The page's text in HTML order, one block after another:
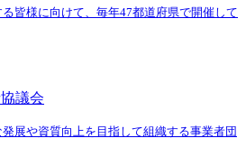
皆様に向けて、毎年47都道府県で開催して
議会
展や資質向上を目指して組織する事業者団